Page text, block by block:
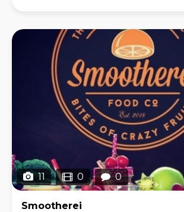
11 0 0
Smootherei